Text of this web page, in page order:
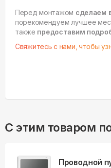
Перед монтажом сделаем
порекомендуем лучшее
также предоставим
Свяжитесь с нами, чтобы
С этим товаром
Проводной